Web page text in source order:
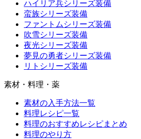
ハイリア兵シリーズ装備
蛮族シリーズ装備
ファントムシリーズ装備
吹雪シリーズ装備
夜光シリーズ装備
夢見の勇者シリーズ装備
リトシリーズ装備
素材・料理・薬
素材の入手方法一覧
料理レシピ一覧
料理のおすすめレシピまとめ
料理のやり方